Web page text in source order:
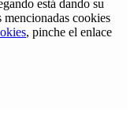
está dando su
mencionadas cookies
, pinche el enlace